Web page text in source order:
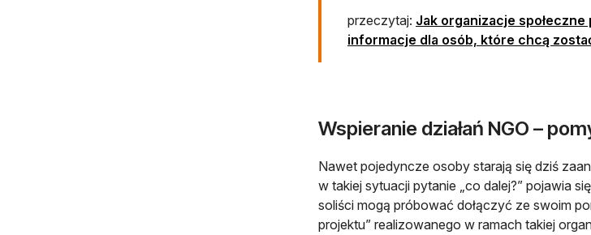
przeczytaj: Jak organizacje społeczne
informacje dla osób, które chcą
Wspieranie działań NGO –
Nawet pojedyncze osoby starają się dziś
w takiej sytuacji pytanie „co dalej?” pojawia
soliści mogą próbować dołączyć ze swoim
projektu” realizowanego w ramach takiej